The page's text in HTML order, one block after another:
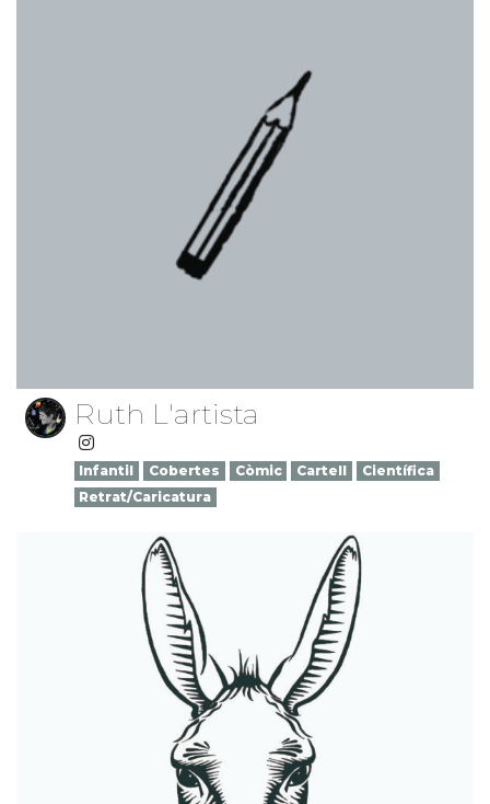
Ruth L'artista
Infantil Cobertes Còmic Cartell
Científica
Retrat/Caricatura